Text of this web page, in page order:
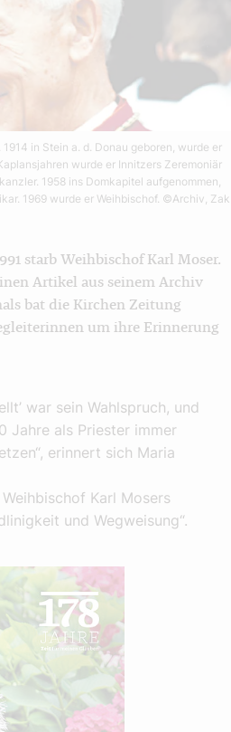
in Stein a. d. Donau geboren, wurde er
wurde er Innitzers Zeremoniär
1958 ins Domkapitel aufgenommen,
1969 wurde er Weihbischof. ©Archiv, Zak
starb Weihbischof Karl Moser.
Artikel aus seinem Archiv
bat die Kirchen Zeitung
um ihre Erinnerung
war sein Wahlspruch, und
Jahre als Priester immer
erinnert sich Maria
Karl Mosers
und Wegweisung“.